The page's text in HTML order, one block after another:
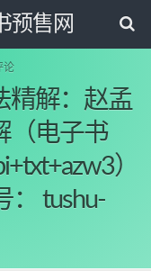
预售网
论
精解：赵孟
（电子书
）
： tushu-